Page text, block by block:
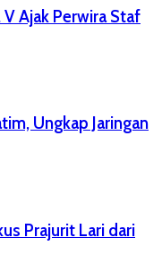
Ajak Perwira Staf
Ungkap Jaringan
Prajurit Lari dari